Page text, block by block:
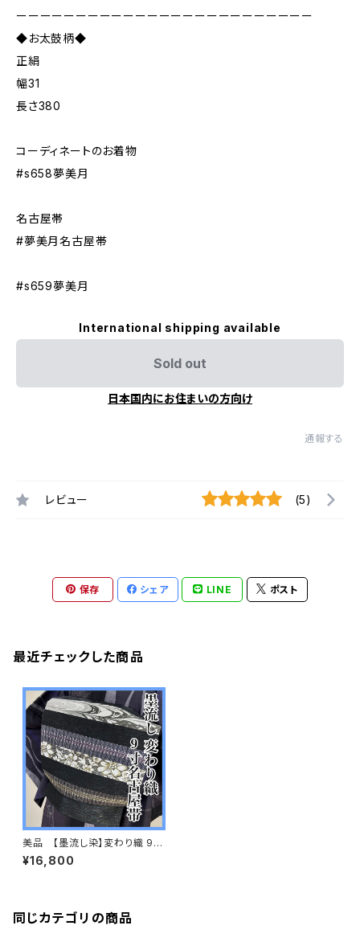
ーーーーーーーーーーーーーーーーーーーーーーーーー
◆お太鼓柄◆
正絹
幅31
長さ380
コーディネートのお着物
#s658夢美月
名古屋帯
#夢美月名古屋帯
#s659夢美月
International shipping available
Sold out
日本国内にお住まいの方向け
通報する
レビュー (5)
保存 シェア LINE ポスト
最近チェックした商品
美品 【墨流し染】変わり織 9寸
名古屋帯 正絹 s659
¥16,800
同じカテゴリの商品